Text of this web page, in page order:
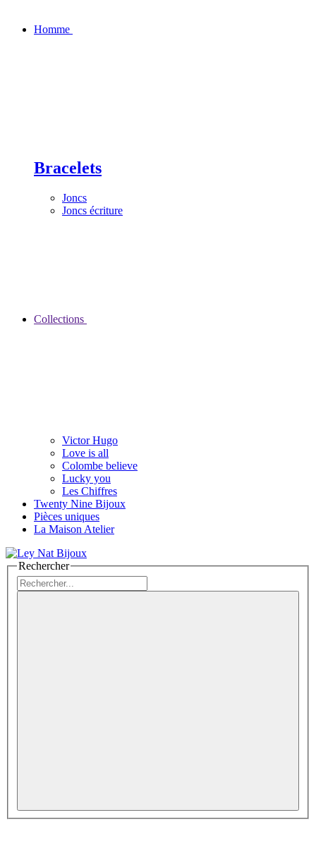
Homme
Bracelets
Joncs
Joncs écriture
Collections
Victor Hugo
Love is all
Colombe believe
Lucky you
Les Chiffres
Twenty Nine Bijoux
Pièces uniques
La Maison Atelier
Rechercher